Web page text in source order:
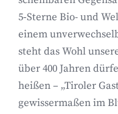
5‑Sterne Bio- und
einem
steht das Wohl
über 400 Jahren
heißen – „Tiroler
gewissermaßen im